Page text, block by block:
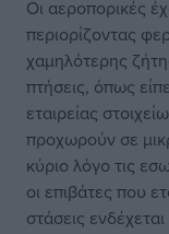
Οι αεροπορικές
περιορίζοντας
χαμηλότερης
πτήσεις, όπως
εταιρείας
προχωρούν σε
κύριο λόγο τις
οι επιβάτες που
στάσεις